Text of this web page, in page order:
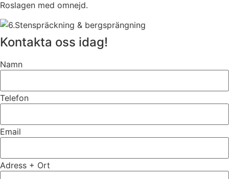
Roslagen med omnejd.
Kontakta oss idag!
Namn
Telefon
Email
Adress + Ort